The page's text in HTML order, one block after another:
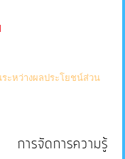
ะหว่างผลประโยชน์ส่วน
การจัดการความรู้